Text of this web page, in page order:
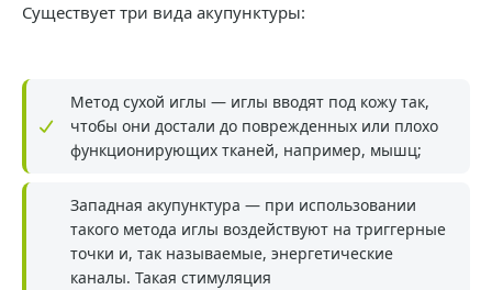
Существует три вида акупунктуры:
Метод сухой иглы — иглы вводят под кожу так,
чтобы они достали до поврежденных или плохо
функционирующих тканей, например, мышц;
Западная акупунктура — при использовании
такого метода иглы воздействуют на триггерные
точки и, так называемые, энергетические
каналы. Такая стимуляция